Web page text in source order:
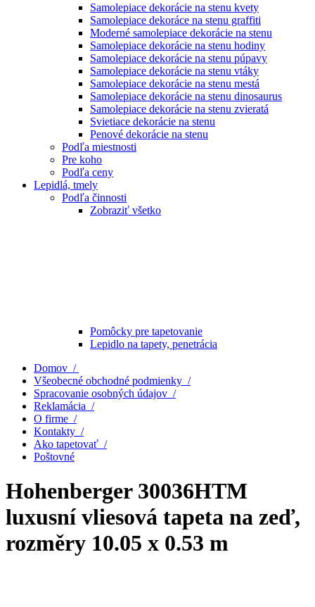
Samolepiace dekorácie na stenu kvety
Samolepiace dekoráce na stenu graffiti
Moderné samolepiace dekorácie na stenu
Samolepiace dekorácie na stenu hodiny
Samolepiace dekorácie na stenu púpavy
Samolepiace dekorácie na stenu vtáky
Samolepiace dekorácie na stenu mestá
Samolepiace dekorácie na stenu dinosaurus
Samolepiace dekorácie na stenu zvieratá
Svietiace dekorácie na stenu
Penové dekorácie na stenu
Podľa miestnosti
Pre koho
Podľa ceny
Lepidlá, tmely
Podľa činnosti
Zobraziť všetko
Pomôcky pre tapetovanie
Lepidlo na tapety, penetrácia
Domov /
Všeobecné obchodné podmienky /
Spracovanie osobných údajov /
Reklamácia /
O firme /
Kontakty /
Ako tapetovať /
Poštovné
Hohenberger 30036HTM
luxusní vliesová tapeta na zeď,
rozměry 10.05 x 0.53 m